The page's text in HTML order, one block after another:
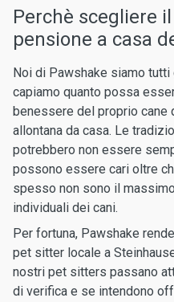
Perchè scegliere
pensione a casa
Noi di Pawshake siamo tutti
capiamo quanto possa
benessere del proprio cane
allontana da casa. Le
potrebbero non essere
possono essere cari oltre
spesso non sono il
individuali dei cani.
Per fortuna, Pawshake
pet sitter locale a
nostri pet sitters passano
di verifica e se intendono